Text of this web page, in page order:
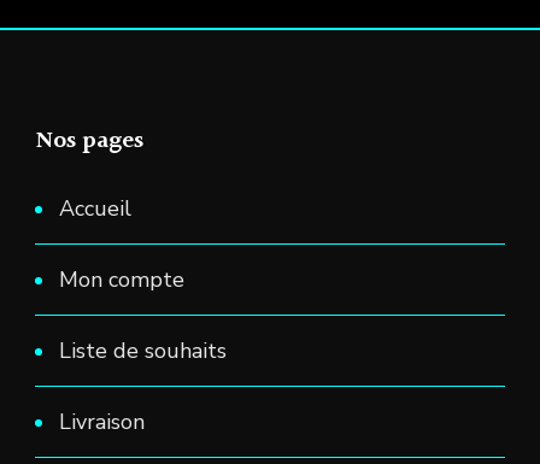
Nos pages
Accueil
Mon compte
Liste de souhaits
Livraison